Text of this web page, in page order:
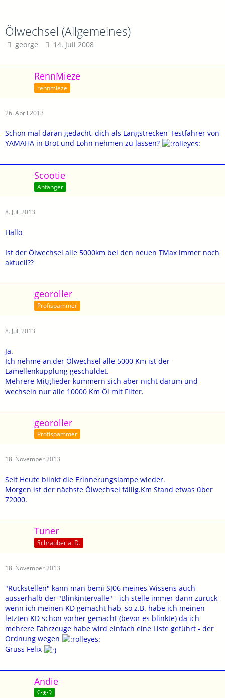
Ölwechsel (Allgemeines)
george 14. Juli 2008
RennMieze
rennmieze
26. April 2013
Schon mal daran gedacht, dich als Langstrecken-Testfahrer von
YAMAHA in Brot und Lohn nehmen zu lassen?
Scootie
Anfänger
8. Juli 2013
Hallo
Ist der Ölwechsel alle 5000km bei den neuen TMax immer noch
aktuell??
georoller
Profispammer
8. Juli 2013
Ja.
Ich nehme an,der Ölwechsel alle 5000 Km ist der
Lamellenkupplung geschuldet.
Mehrere Mitglieder kümmern sich aber nicht darum und
wechseln nur alle 10000 Km Öl mit Filter.
georoller
Profispammer
18. November 2013
Seit Heute blinkt die Erinnerungslampe wieder.
Morgen ist der nächste Ölwechsel fällig.Km Stand etwas über
72000.
Tuner
Schrauber a. D.
18. November 2013
"Rückstellen" kann man bemi SJ06 meines Wissens auch
ausserhalb der "Blinkintervalle" - ich stelle immer dann zurück
wenn ich meinen KD gemacht hab, so z.B. habe ich meinen
letzten KD schon vorher gemacht (bevor es blinkte) da ich
mehrere Fahrzeuge habe wird einfach eine Liste geführt - der
Ordnung wegen
Gruss Felix
Andie
ʕ•ᴥ•ʔ